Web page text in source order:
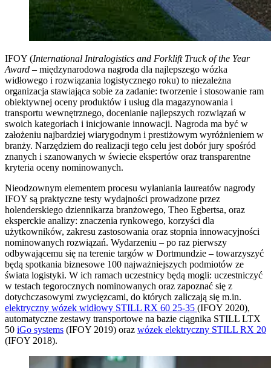
IFOY (International Intralogistics and Forklift Truck of the Year
Award – międzynarodowa nagroda dla najlepszego wózka
widłowego i rozwiązania logistycznego roku) to niezależna
organizacja stawiająca sobie za zadanie: tworzenie i stosowanie ram
obiektywnej oceny produktów i usług dla magazynowania i
transportu wewnętrznego, docenianie najlepszych rozwiązań w
swoich kategoriach i inicjowanie innowacji. Nagroda ma być w
założeniu najbardziej wiarygodnym i prestiżowym wyróżnieniem w
branży. Narzędziem do realizacji tego celu jest dobór jury spośród
znanych i szanowanych w świecie ekspertów oraz transparentne
kryteria oceny nominowanych.
Nieodzownym elementem procesu wyłaniania laureatów nagrody
IFOY są praktyczne testy wydajności prowadzone przez
holenderskiego dziennikarza branżowego, Theo Egbertsa, oraz
eksperckie analizy: znaczenia rynkowego, korzyści dla
użytkowników, zakresu zastosowania oraz stopnia innowacyjności
nominowanych rozwiązań. Wydarzeniu – po raz pierwszy
odbywającemu się na terenie targów w Dortmundzie – towarzyszyć
będą spotkania biznesowe 100 najważniejszych podmiotów ze
świata logistyki. W ich ramach uczestnicy będą mogli: uczestniczyć
w testach tegorocznych nominowanych oraz zapoznać się z
dotychczasowymi zwycięzcami, do których zaliczają się m.in.
elektryczny wózek widłowy STILL RX 60 25-35 (IFOY 2020),
automatyczne zestawy transportowe na bazie ciągnika STILL LTX
50 iGo systems (IFOY 2019) oraz wózek elektryczny STILL RX 20
(IFOY 2018).